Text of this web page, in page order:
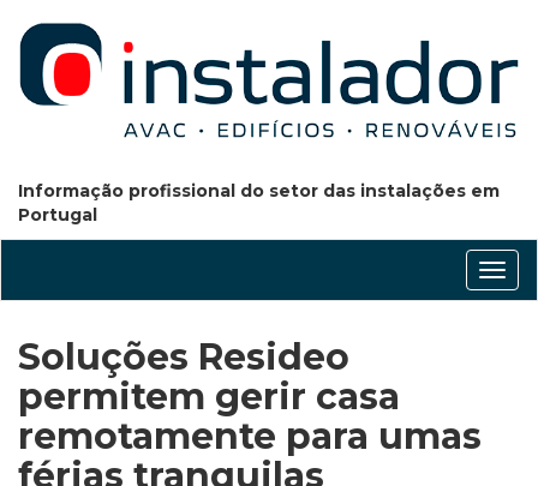
Informação profissional do setor das instalações em
Portugal
Soluções Resideo
permitem gerir casa
remotamente para umas
férias tranquilas